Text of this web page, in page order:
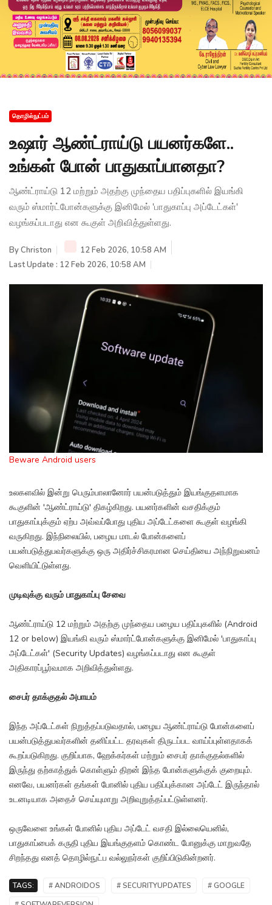
தொழில்நுட்பம்
உஷார் ஆண்ட்ராய்டு பயனர்களே..
உங்கள் போன் பாதுகாப்பானதா?
ஆண்ட்ராய்டு 12 மற்றும் அதற்கு முந்தைய பதிப்புகளில் இயங்கி
வரும் ஸ்மார்ட்போன்களுக்கு இனிமேல் 'பாதுகாப்பு அப்டேட்கள்'
வழங்கப்படாது என கூகுள் அறிவித்துள்ளது.
ByChriston
12 Feb 2026, 10:58 AM
Last Update : 12 Feb 2026, 10:58 AM
Beware Android users
உலகளவில் இன்று பெரும்பாலானோர் பயன்படுத்தும் இயங்குதளமாக
கூகுளின் 'ஆண்ட்ராய்டு' திகழ்கிறது. பயனர்களின் வசதிக்கும்
பாதுகாப்புக்கும் ஏற்ப அவ்வப்போது புதிய அப்டேட்களை கூகுள் வழங்கி
வருகிறது. இந்நிலையில், பழைய மாடல் போன்களைப்
பயன்படுத்துபவர்களுக்கு ஒரு அதிர்ச்சிகரமான செய்தியை அந்நிறுவனம்
வெளியிட்டுள்ளது.
முடிவுக்கு வரும் பாதுகாப்பு சேவை
ஆண்ட்ராய்டு 12 மற்றும் அதற்கு முந்தைய பழைய பதிப்புகளில் (Android
12 or below) இயங்கி வரும் ஸ்மார்ட்போன்களுக்கு இனிமேல் 'பாதுகாப்பு
அப்டேட்கள்' (Security Updates) வழங்கப்படாது என கூகுள்
அதிகாரப்பூர்வமாக அறிவித்துள்ளது.
சைபர் தாக்குதல் அபாயம்
இந்த அப்டேட்கள் நிறுத்தப்படுவதால், பழைய ஆண்ட்ராய்டு போன்களைப்
பயன்படுத்துபவர்களின் தனிப்பட்ட தரவுகள் திருடப்பட வாய்ப்புள்ளதாகக்
கூறப்படுகிறது. குறிப்பாக, ஹேக்கர்கள் மற்றும் சைபர் தாக்குதல்களில்
இருந்து தற்காத்துக் கொள்ளும் திறன் இந்த போன்களுக்குக் குறையும்.
எனவே, பயனர்கள் தங்கள் போனில் புதிய பதிப்புக்கான அப்டேட் இருந்தால்
உடனடியாக அதைச் செய்யுமாறு அறிவுறுத்தப்பட்டுள்ளனர்.
ஒருவேளை உங்கள் போனில் புதிய அப்டேட் வசதி இல்லையெனில்,
பாதுகாப்பைக் கருதி புதிய இயங்குதளம் கொண்ட போனுக்கு மாறுவதே
சிறந்தது எனத் தொழில்நுட்ப வல்லுநர்கள் குறிப்பிடுகின்றனர்.
TAGS: # ANDROIDOS # SECURITYUPDATES
# GOOGLE